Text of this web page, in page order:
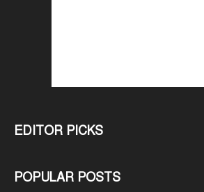
EDITOR PICKS
POPULAR POSTS